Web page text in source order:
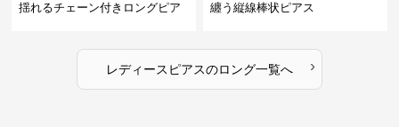
揺れるチェーン付きロングピア
纏う縦線棒状ピアス
レディースピアスのロング一覧へ ›